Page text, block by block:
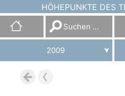
HÖHEPUNKTE DES
Suchen
nach:
2009